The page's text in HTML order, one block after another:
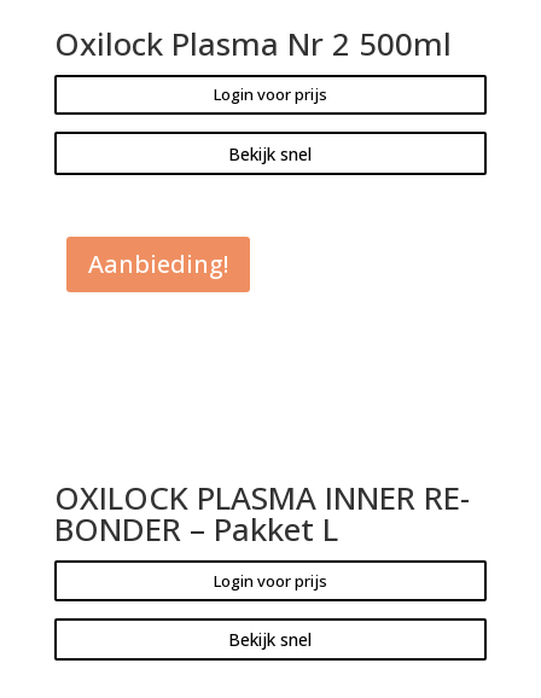
Oxilock Plasma Nr 2 500ml
Login voor prijs
Bekijk snel
Aanbieding!
OXILOCK PLASMA INNER RE-
BONDER – Pakket L
Login voor prijs
Bekijk snel